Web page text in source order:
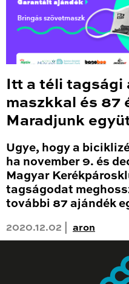
Itt a téli tagsági
maszkkal és 87
Maradjunk
Ugye, hogy a
ha november 9. és
Magyar
tagságodat
további 87 ajándék
2020.12.02 | aron